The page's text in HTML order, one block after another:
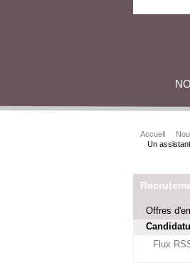
Accueil
Un
Offres
Flux